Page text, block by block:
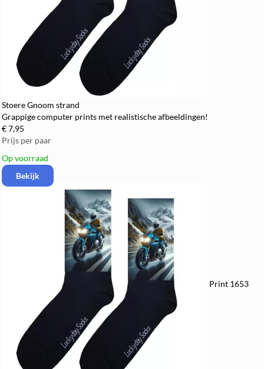
Stoere Gnoom strand
Grappige computer prints met realistische afbeeldingen!
€ 7,95
Prijs per paar
Op voorraad
Bekijk
Print 1653